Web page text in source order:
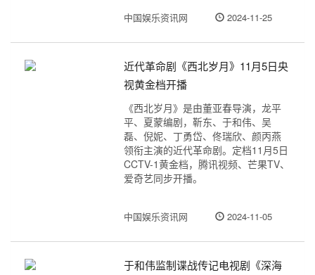
中国娱乐资讯网 2024-11-25
近代革命剧《西北岁月》11月5日央
视黄金档开播
《西北岁月》是由董亚春导演，龙平
平、夏蒙编剧，靳东、于和伟、吴
磊、倪妮、丁勇岱、佟瑞欣、颜丙燕
领衔主演的近代革命剧。定档11月5日
CCTV-1黄金档，腾讯视频、芒果TV、
爱奇艺同步开播。
中国娱乐资讯网 2024-11-05
于和伟监制谍战传记电视剧《深海